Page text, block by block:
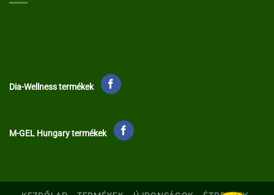
Dia-Wellness termékek
M-GEL Hungary termékek